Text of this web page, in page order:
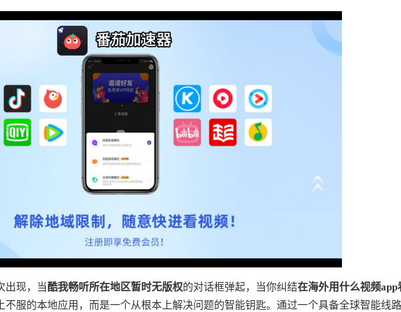
出现，当酷我畅听所在地区暂时无版权的对话框弹起，当你纠结在海外用什么视频app
不服的本地应用，而是一个从根本上解决问题的智能钥匙。通过一个具备全球智能线